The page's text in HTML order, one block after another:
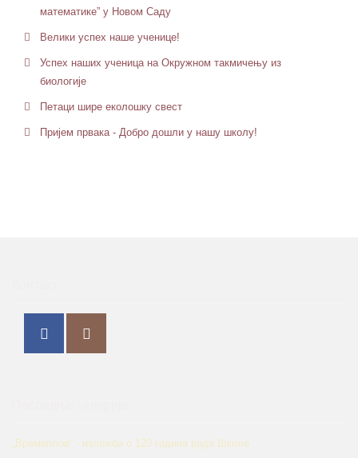
математике” у Новом Саду
Велики успех наше ученице!
Успех наших ученица на Окружном такмичењу из
биологије
Петaци шире еколошку свест
Пријем првака - Добро дошли у нашу школу!
„Времеплов“ - изложба о 120 година рада Школе